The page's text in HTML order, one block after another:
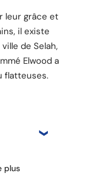
leur grâce et
il existe
de Selah,
Elwood a
flatteuses.
plus